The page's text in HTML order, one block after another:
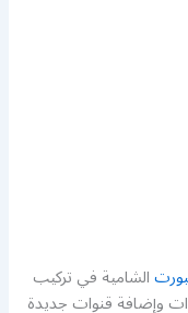
الشامية في تركيب
وإضافة قنوات جديدة